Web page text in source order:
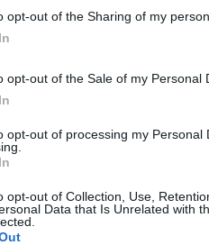
opt-out of the Sharing of my
opt-out of the Sale of my Personal
opt-out of processing my Personal
opt-out of Collection, Use,
Data that Is Unrelated with
kutyfalvi
Sipos